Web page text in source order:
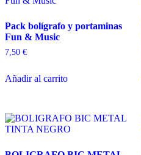
Pack bolígrafo y portaminas
Fun & Music
7,50 €
Añadir al carrito